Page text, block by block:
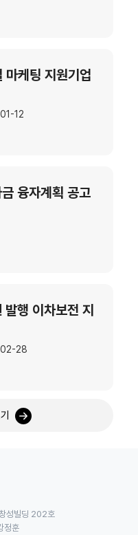
마케팅 지원기업
12
융자계획 공고
행 이차보전 지
28
성빌딩 202호
정훈